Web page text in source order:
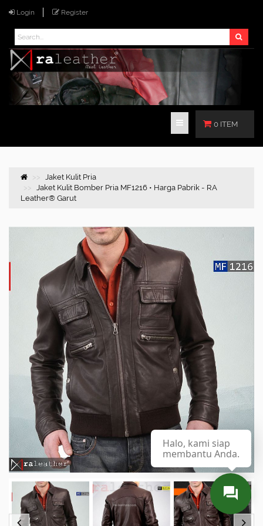
Login Register
0 ITEM
Jaket Kulit Pria
Jaket Kulit Bomber Pria MF1216 • Harga Pabrik - RA
Leather® Garut
Halo, kami siap
membantu Anda.